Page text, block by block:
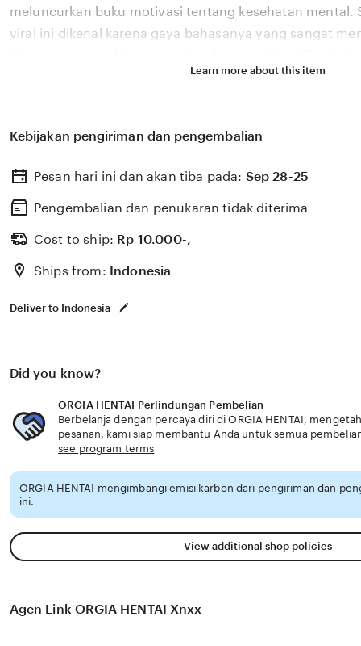
meluncurkan buku motivasi tentang kesehatan mental.
viral ini dikenal karena gaya bahasanya yang sangat
2026. Melalui sistem 🔥 yang kami kembangkan,
ORGIA HENTAI percaya bahwa kemandirian intelektual
berkembang pesat di pasar global. Dengan dukungan
update, kami terus memantau perkembangan
sosok viral favorit Anda secara eksklusif.
Learn more about this item
Kebijakan pengiriman dan pengembalian
Pesan hari ini dan akan tiba pada: Sep 28-25
Pengembalian dan penukaran tidak diterima
Cost to ship: Rp 10.000-,
Ships from: Indonesia
Deliver to Indonesia
Did you know?
ORGIA HENTAI Perlindungan Pembelian
Berbelanja dengan percaya diri di ORGIA HENTAI,
pesanan, kami siap membantu Anda untuk semua
see program terms
ORGIA HENTAI mengimbangi emisi karbon dari pengiriman dan
ini.
View additional shop policies
Agen Link ORGIA HENTAI Xnxx